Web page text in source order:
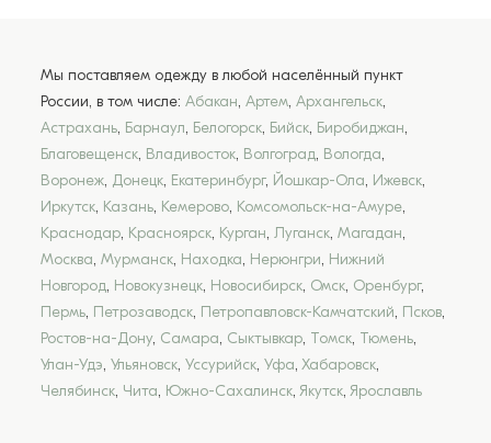
Мы поставляем одежду в любой населённый пункт
России, в том числе: Абакан, Артем, Архангельск,
Астрахань, Барнаул, Белогорск, Бийск, Биробиджан,
Благовещенск, Владивосток, Волгоград, Вологда,
Воронеж, Донецк, Екатеринбург, Йошкар-Ола, Ижевск,
Иркутск, Казань, Кемерово, Комсомольск-на-Амуре,
Краснодар, Красноярск, Курган, Луганск, Магадан,
Москва, Мурманск, Находка, Нерюнгри, Нижний
Новгород, Новокузнецк, Новосибирск, Омск, Оренбург,
Пермь, Петрозаводск, Петропавловск-Камчатский, Псков,
Ростов-на-Дону, Самара, Сыктывкар, Томск, Тюмень,
Улан-Удэ, Ульяновск, Уссурийск, Уфа, Хабаровск,
Челябинск, Чита, Южно-Сахалинск, Якутск, Ярославль